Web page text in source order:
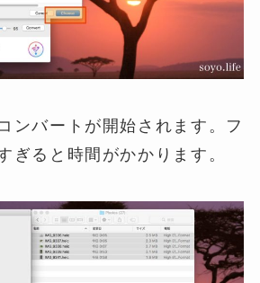
ンバートが開始されます。フ
ぎると時間がかかります。